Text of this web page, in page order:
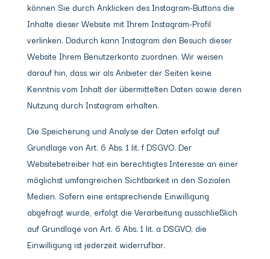
können Sie durch Anklicken des Instagram-Buttons die
Inhalte dieser Website mit Ihrem Instagram-Profil
verlinken. Dadurch kann Instagram den Besuch dieser
Website Ihrem Benutzerkonto zuordnen. Wir weisen
darauf hin, dass wir als Anbieter der Seiten keine
Kenntnis vom Inhalt der übermittelten Daten sowie deren
Nutzung durch Instagram erhalten.
Die Speicherung und Analyse der Daten erfolgt auf
Grundlage von Art. 6 Abs. 1 lit. f DSGVO. Der
Websitebetreiber hat ein berechtigtes Interesse an einer
möglichst umfangreichen Sichtbarkeit in den Sozialen
Medien. Sofern eine entsprechende Einwilligung
abgefragt wurde, erfolgt die Verarbeitung ausschließlich
auf Grundlage von Art. 6 Abs. 1 lit. a DSGVO; die
Einwilligung ist jederzeit widerrufbar.